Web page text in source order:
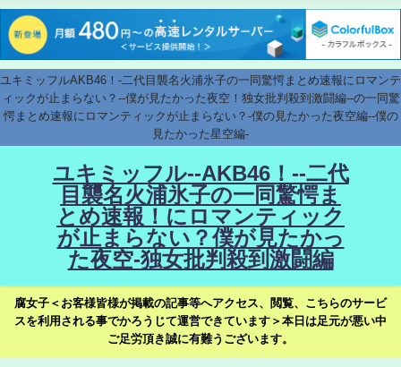
ユキミッフルAKB46！-二代目襲名火浦氷子の一同驚愕まとめ速報にロマンテ
ィックが止まらない？--僕が見たかった夜空！独女批判殺到激闘編--の一同驚
愕まとめ速報にロマンティックが止まらない？-僕の見たかった夜空編--僕の
見たかった星空編-
ユキミッフル--AKB46！--二代
目襲名火浦氷子の一同驚愕ま
とめ速報！にロマンティック
が止まらない？僕が見たかっ
た夜空-独女批判殺到激闘編
腐女子＜お客様皆様が掲載の記事等へアクセス、閲覧、こちらのサービ
スを利用される事でかろうじて運営できています＞本日は足元が悪い中
ご足労頂き誠に有難うございます。